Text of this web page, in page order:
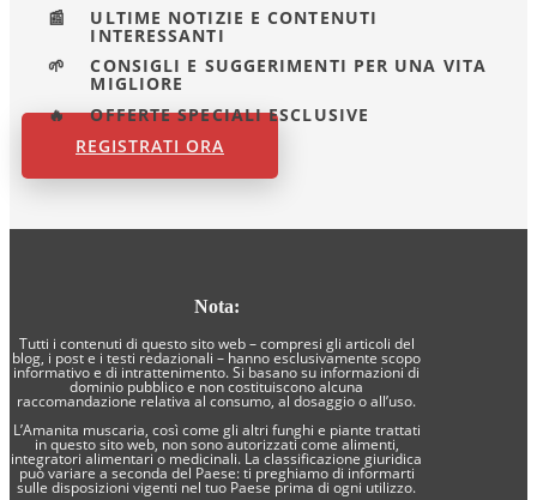
📰
ULTIME NOTIZIE E CONTENUTI
INTERESSANTI
🌱
CONSIGLI E SUGGERIMENTI PER UNA VITA
MIGLIORE
🔥
OFFERTE SPECIALI ESCLUSIVE
REGISTRATI ORA
Nota:
Tutti i contenuti di questo sito web – compresi gli articoli del
blog, i post e i testi redazionali – hanno esclusivamente scopo
informativo e di intrattenimento. Si basano su informazioni di
dominio pubblico e non costituiscono alcuna
raccomandazione relativa al consumo, al dosaggio o all’uso.
L’Amanita muscaria, così come gli altri funghi e piante trattati
in questo sito web, non sono autorizzati come alimenti,
integratori alimentari o medicinali. La classificazione giuridica
può variare a seconda del Paese: ti preghiamo di informarti
sulle disposizioni vigenti nel tuo Paese prima di ogni utilizzo.